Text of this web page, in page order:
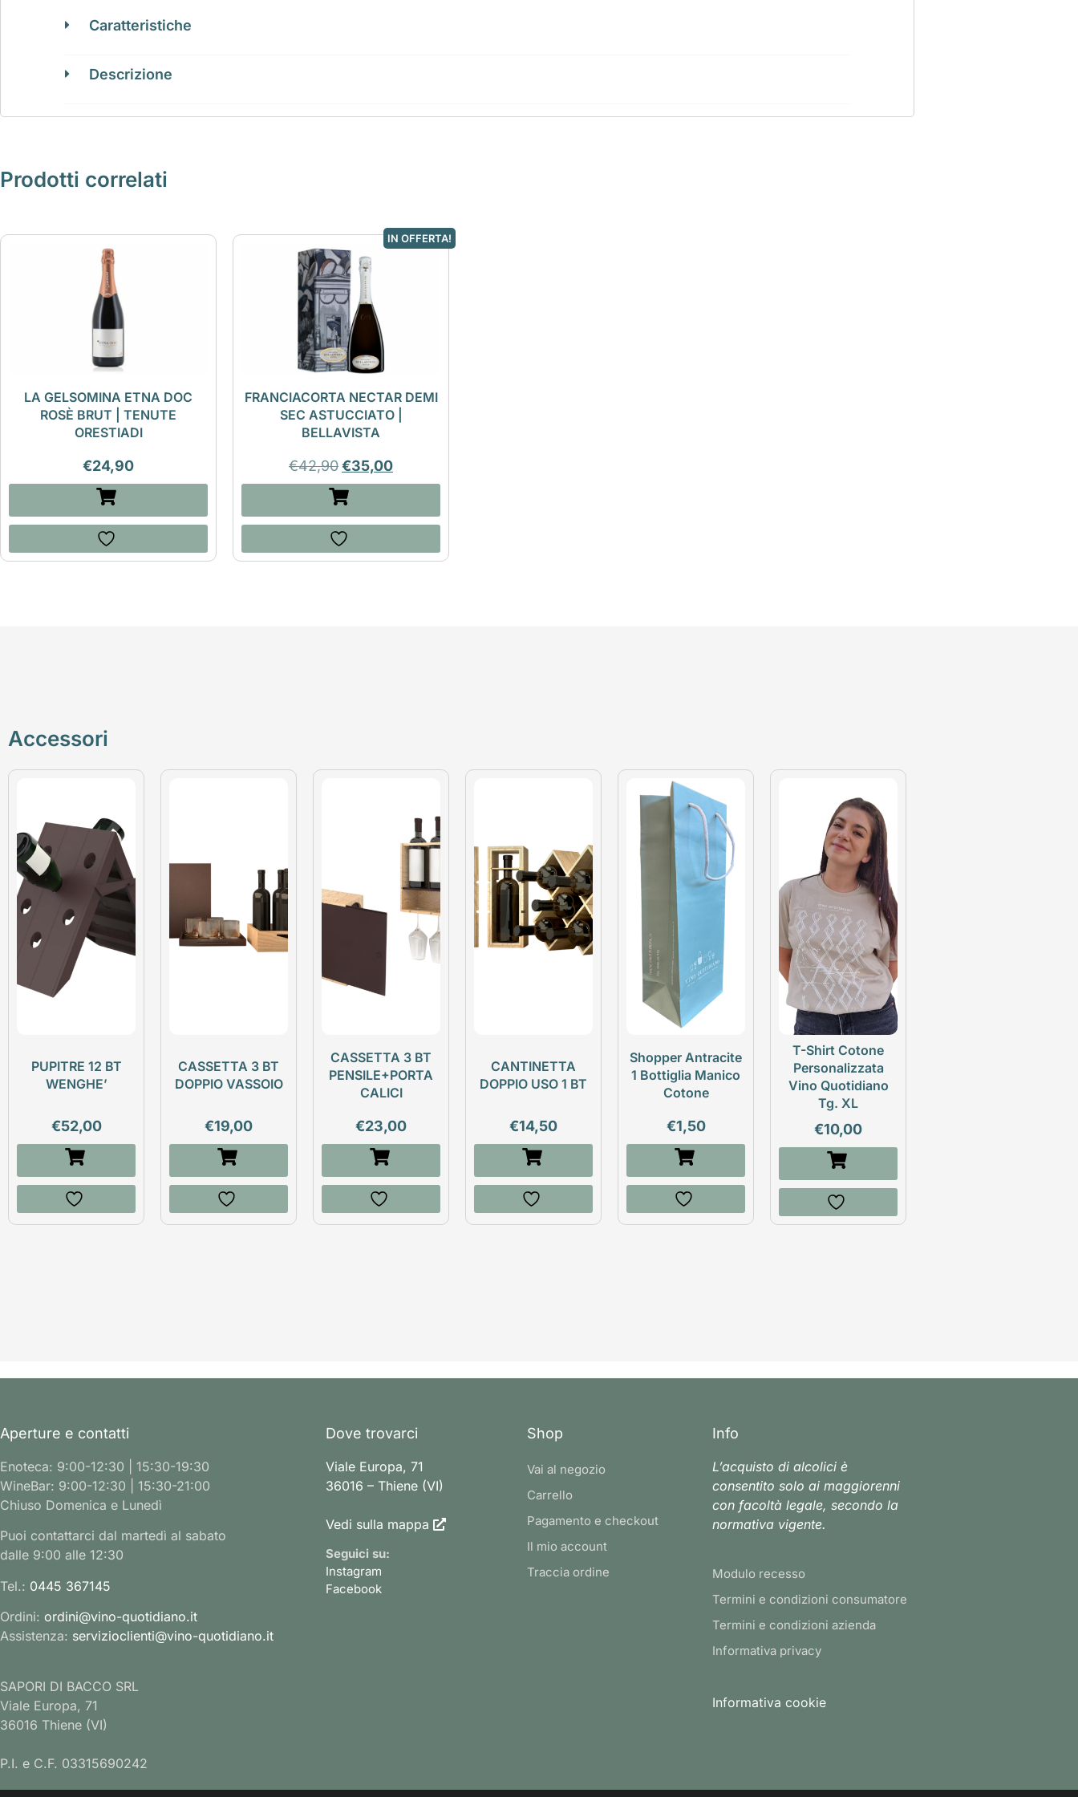
Caratteristiche
Descrizione
Prodotti correlati
LA GELSOMINA ETNA DOC
ROSÈ BRUT | TENUTE
ORESTIADI
€24,90
IN OFFERTA!
FRANCIACORTA NECTAR DEMI
SEC ASTUCCIATO |
BELLAVISTA
€42,90€35,00
Accessori
PUPITRE 12 BT
WENGHE’
€52,00
CASSETTA 3 BT
DOPPIO VASSOIO
€19,00
CASSETTA 3 BT
PENSILE+PORTA
CALICI
€23,00
CANTINETTA
DOPPIO USO 1 BT
€14,50
Shopper Antracite
1 Bottiglia Manico
Cotone
€1,50
T-Shirt Cotone
Personalizzata
Vino Quotidiano
Tg. XL
€10,00
Aperture e contatti
Enoteca: 9:00-12:30 | 15:30-19:30
WineBar: 9:00-12:30 | 15:30-21:00
Chiuso Domenica e Lunedì
Puoi contattarci dal martedì al sabato
dalle 9:00 alle 12:30
Tel.: 0445 367145
Ordini: ordini@vino-quotidiano.it
Assistenza: servizioclienti@vino-quotidiano.it
SAPORI DI BACCO SRL
Viale Europa, 71
36016 Thiene (VI)
P.I. e C.F. 03315690242
Dove trovarci
Viale Europa, 71
36016 – Thiene (VI)
Vedi sulla mappa
Seguici su:
Instagram
Facebook
Shop
Vai al negozio
Carrello
Pagamento e checkout
Il mio account
Traccia ordine
Info
L’acquisto di alcolici è
consentito solo ai maggiorenni
con facoltà legale, secondo la
normativa vigente.
Modulo recesso
Termini e condizioni consumatore
Termini e condizioni azienda
Informativa privacy
Informativa cookie